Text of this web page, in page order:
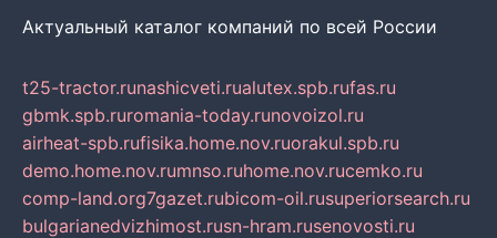
Актуальный каталог компаний по всей России
t25-tractor.runashicveti.rualutex.spb.rufas.ru
gbmk.spb.ruromania-today.runovoizol.ru
airheat-spb.rufisika.home.nov.ruorakul.spb.ru
demo.home.nov.rumnso.ruhome.nov.rucemko.ru
comp-land.org7gazet.rubicom-oil.rusuperiorsearch.ru
bulgarianedvizhimost.rusn-hram.rusenovosti.ru